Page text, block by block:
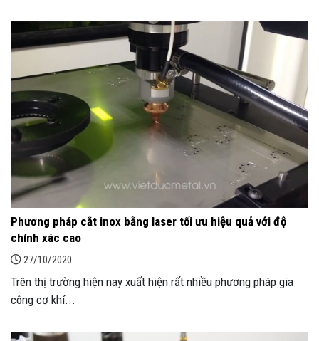
Phương pháp cắt inox bằng laser tối ưu hiệu quả với độ
chính xác cao
27/10/2020
Trên thị trường hiện nay xuất hiện rất nhiều phương pháp gia
công cơ khí...